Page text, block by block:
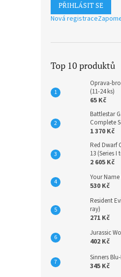
PŘIHLÁSIT SE
Nová registrace
Top 10 produktů
Oprava-
(11-24 ks)
65 Kč
Battlestar
Complete
1 370 Kč
Red Dwarf
13 (Series I
2 605 Kč
Your
530 Kč
Resident
ray)
271 Kč
Jurassic
402 Kč
Sinners
345 Kč